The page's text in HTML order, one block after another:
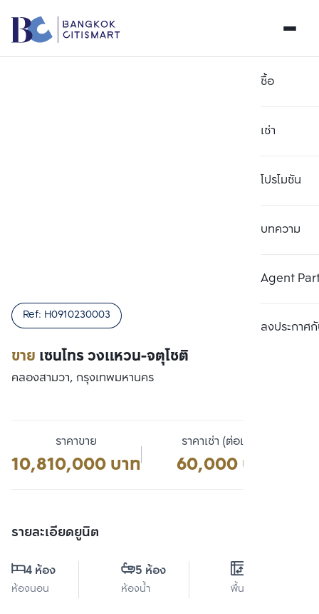
ซื้อ
เช่า
โปรโมชัน
บทความ
Agent
ลงประกาศกั
ขาย เซนโทร วงแหวน-จตุโชติ
Ref: H0910230003
คลองสามวา, กรุงเทพมหานคร
ราคาขาย
10,810,000 บาท
ราคาเช่า (ต่อเดือน)
60,000 บาท
รายละเอียดยูนิต
4 ห้อง
ห้องนอน
5 ห้อง
ห้องน้ำ พื้นที่ใช้สอย
เปรียบเทียบ